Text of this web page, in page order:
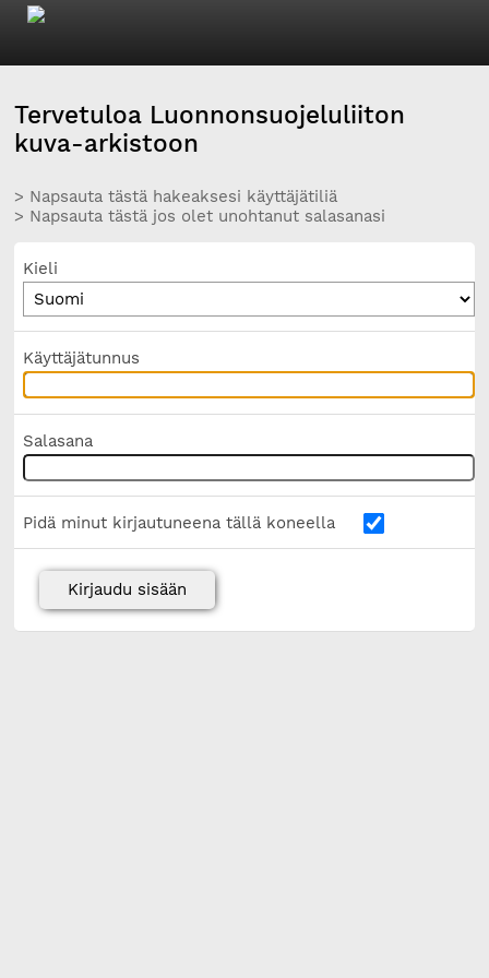
Tervetuloa Luonnonsuojeluliiton
kuva-arkistoon
> Napsauta tästä hakeaksesi käyttäjätiliä
> Napsauta tästä jos olet unohtanut salasanasi
Kieli
Käyttäjätunnus
Salasana
Pidä minut kirjautuneena tällä koneella